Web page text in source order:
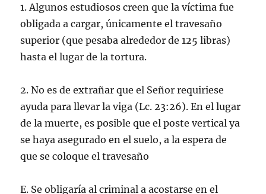
1. Algunos estudiosos creen que la víctima fue
obligada a cargar, únicamente el travesaño
superior (que pesaba alrededor de 125 libras)
hasta el lugar de la tortura.
2. No es de extrañar que el Señor requiriese
ayuda para llevar la viga (Lc. 23:26). En el lugar
de la muerte, es posible que el poste vertical ya
se haya asegurado en el suelo, a la espera de
que se coloque el travesaño
E. Se obligaría al criminal a acostarse en el